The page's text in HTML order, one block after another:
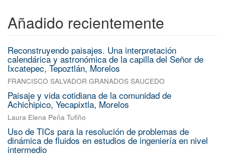
Añadido recientemente
Reconstruyendo paisajes. Una interpretación
calendárica y astronómica de la capilla del Señor de
Ixcatepec, Tepoztlán, Morelos
FRANCISCO SALVADOR GRANADOS SAUCEDO
Paisaje y vida cotidiana de la comunidad de
Achichipico, Yecapixtla, Morelos
Laura Elena Peña Tufiño
Uso de TICs para la resolución de problemas de
dinámica de fluidos en estudios de ingeniería en nivel
intermedio